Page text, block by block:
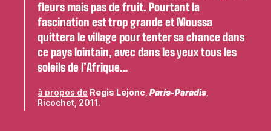
fleurs mais pas de fruit. Pourtant la
fascination est trop grande et Moussa
quittera le village pour tenter sa chance dans
ce pays lointain, avec dans les yeux tous les
soleils de l’Afrique…
à propos de Regis Lejonc Paris-Paradis
Ricochet, 2011.